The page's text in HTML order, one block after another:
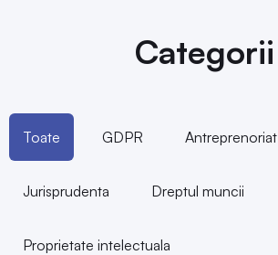
Categorii
Toate GDPR Antreprenoriat
Jurisprudenta Dreptul muncii
Proprietate intelectuala